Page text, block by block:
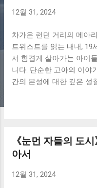
12월 31, 2024
차가운 런던 거리의 메아
트위스트를 읽는 내내, 19
서 힘겹게 살아가는 아이
니다. 단순한 고아의 이야
간의 본성에 대한 깊은 성
회의 어두운 면을 생생하
습니다. 그는 끊임없이
체성을 찾아가는 여정을
의 갈망은 제게 큰 울림을
《눈먼 자들의 도
아서
12월 31, 2024